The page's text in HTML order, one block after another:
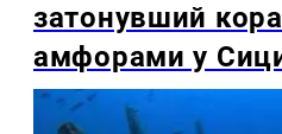
затонувший
амфорами у